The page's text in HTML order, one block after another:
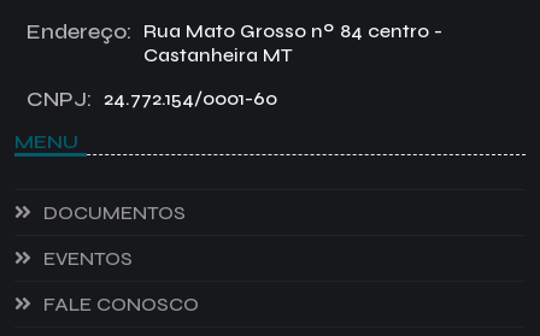
Endereço:
Rua Mato Grosso nº 84 centro -
Castanheira MT
CNPJ: 24.772.154/0001-60
MENU
DOCUMENTOS
EVENTOS
FALE CONOSCO